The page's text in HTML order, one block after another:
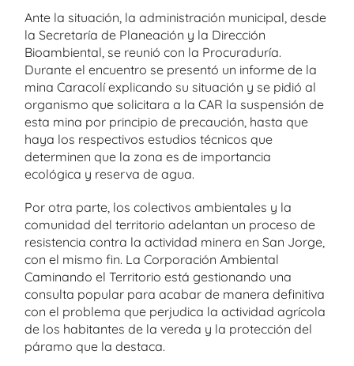
Ante la situación, la administración municipal, desde
la Secretaría de Planeación y la Dirección
Bioambiental, se reunió con la Procuraduría.
Durante el encuentro se presentó un informe de la
mina Caracolí explicando su situación y se pidió al
organismo que solicitara a la CAR la suspensión de
esta mina por principio de precaución, hasta que
haya los respectivos estudios técnicos que
determinen que la zona es de importancia
ecológica y reserva de agua.
Por otra parte, los colectivos ambientales y la
comunidad del territorio adelantan un proceso de
resistencia contra la actividad minera en San Jorge,
con el mismo fin. La Corporación Ambiental
Caminando el Territorio está gestionando una
consulta popular para acabar de manera definitiva
con el problema que perjudica la actividad agrícola
de los habitantes de la vereda y la protección del
páramo que la destaca.